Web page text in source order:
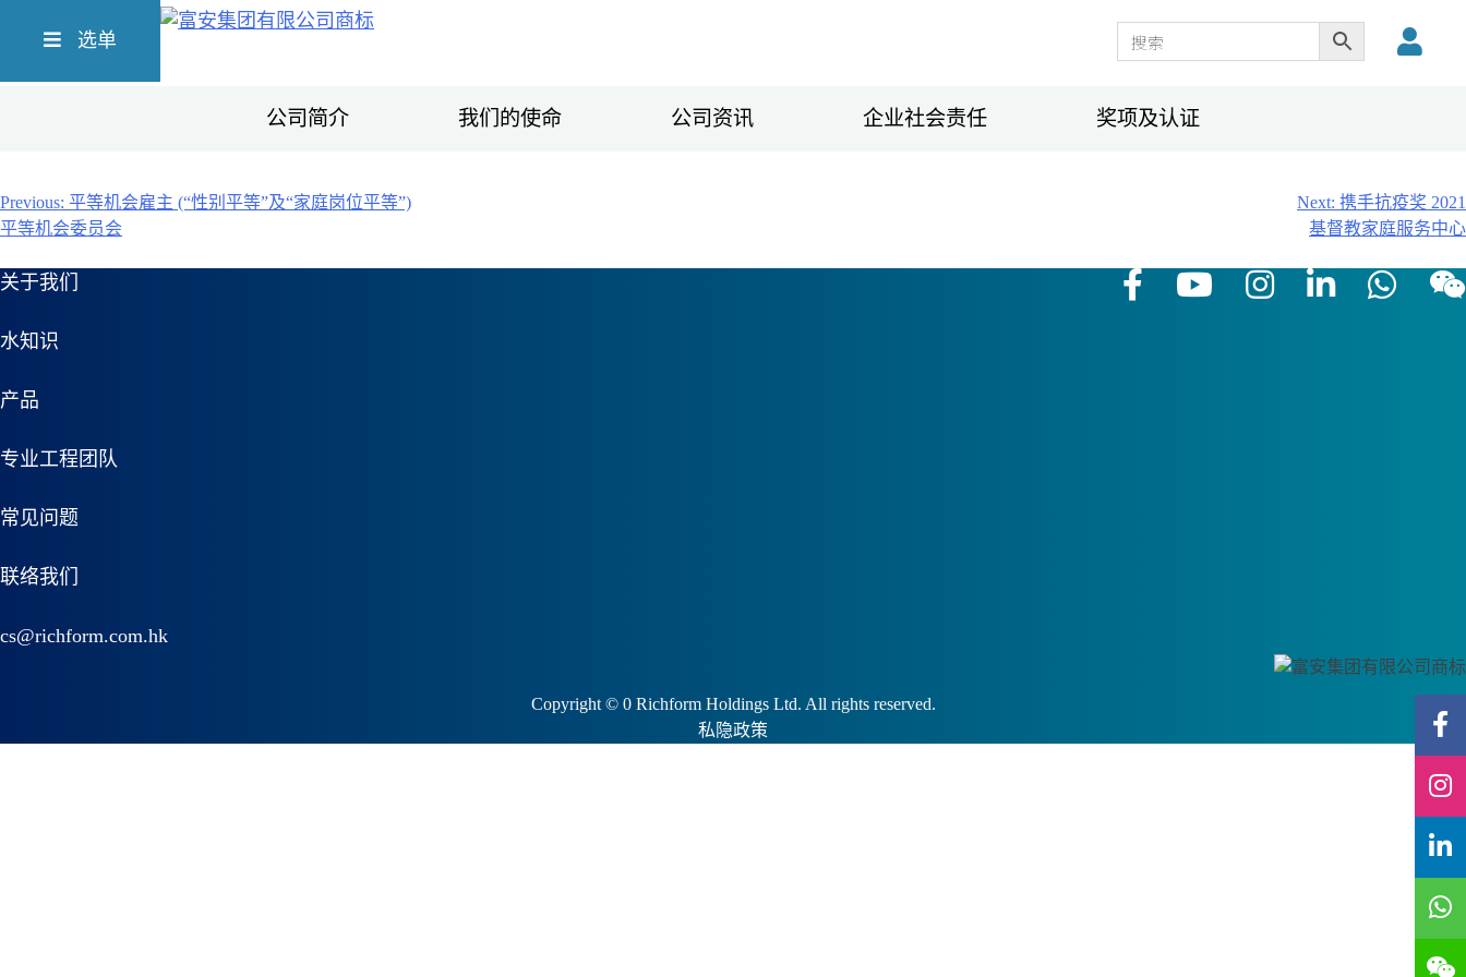
选单
公司简介 我们的使命 公司资讯 企业社会责任 奖项及认证
文
导
航
Previous: 平等机会雇主 (“性别平等”及“家庭岗位平等”)
平等机会委员会
Next: 携手抗疫奖 2021
基督教家庭服务中心
关于我们
水知识
产品
专业工程团队
常见问题
联络我们
cs@richform.com.hk
Copyright © 0Richform Holdings Ltd. All rights reserved.
私隐政策